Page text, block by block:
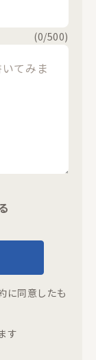
(0/500)
に同意したも
す